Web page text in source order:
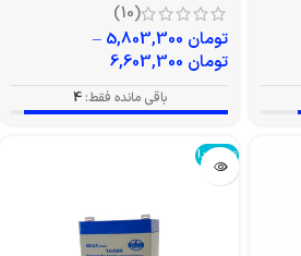
(10)
تومان
–
تومان
باقی مانده فقط: 4
تمام شد!